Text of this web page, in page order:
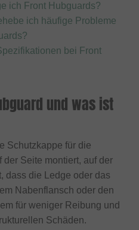
ich Front Hubguards?
ich häufige Probleme
bei Front
und was ist
Schutzkappe für die
Seite montiert, auf der
dass die Ledge oder das
Nabenflansch oder den
für weniger Reibung und
Schäden.